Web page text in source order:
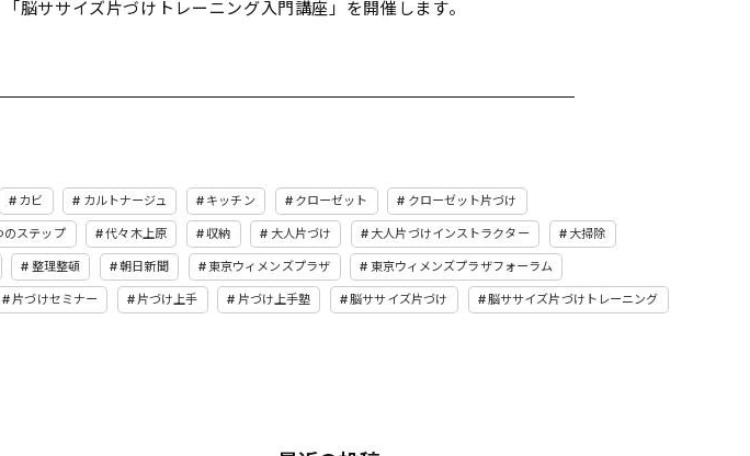
「脳ササイズ片づけトレーニング入門講座」を開催します。
カビ カルトナージュ キッチン クローゼット クローゼット片づけ
のステップ 代々木上原 収納 大人片づけ 大人片づけインストラクター 大掃除
整理整頓 朝日新聞 東京ウィメンズプラザ 東京ウィメンズプラザフォーラム
片づけセミナー 片づけ上手 片づけ上手塾 脳ササイズ片づけ 脳ササイズ片づけトレーニング